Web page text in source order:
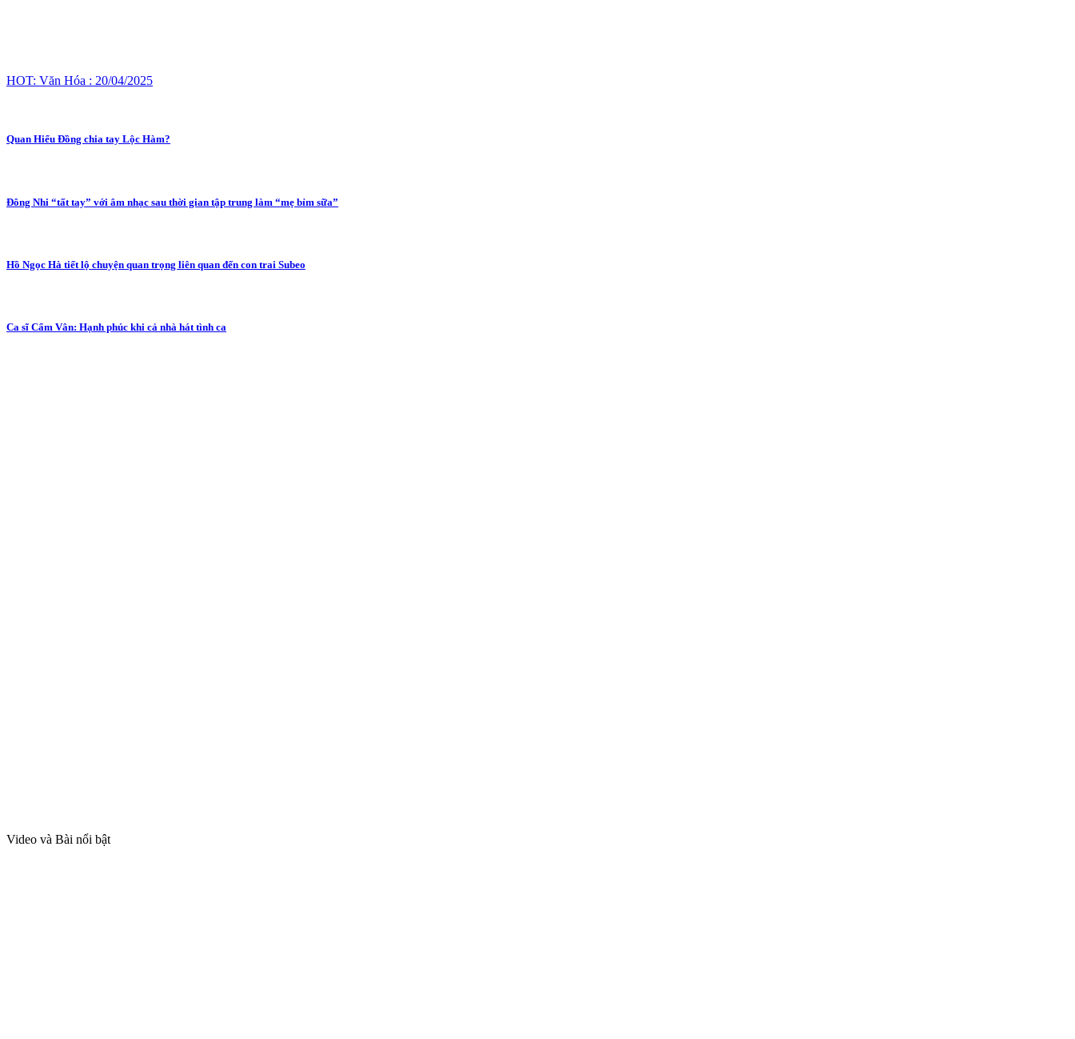
HOT: Văn Hóa : 20/04/2025
Quan Hiểu Đồng chia tay Lộc Hàm?
Đông Nhi “tất tay” với âm nhạc sau thời gian tập trung làm “mẹ bỉm sữa”
Hồ Ngọc Hà tiết lộ chuyện quan trọng liên quan đến con trai Subeo
Ca sĩ Cẩm Vân: Hạnh phúc khi cả nhà hát tình ca
Video và Bài nổi bật